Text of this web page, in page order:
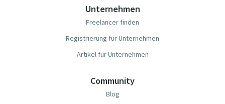
Unternehmen
Freelancer finden
Registrierung für Unternehmen
Artikel für Unternehmen
Community
Blog